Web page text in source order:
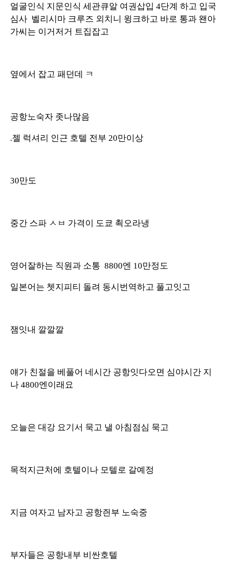
얼굴인식 지문인식 세관큐알 여권삽입 4단계 하고 입국
심사 벨리시마 크루즈 외치니 윙크하고 바로 통과 왠아
가씨는 이거저거 트집잡고
옆에서 잡고 패던데 ㅋ
공항노숙자 좃나많음
.젤 럭셔리 인근 호텔 전부 20만이상
30만도
중간 스파 ㅅㅂ 가격이 도쿄 쵝오라냉
영어잘하는 직원과 소통 8800엔 10만정도
일본어는 쳇지피티 돌려 동시번역하고 풀고잇고
잼잇내 깔깔깔
얘가 친절을 베풀어 네시간 공항잇다오면 심야시간 지
나 4800엔이래요
오늘은 대강 요기서 묵고 낼 아침점심 묵고
목적지근처에 호텔이나 모텔로 갈예정
지금 여자고 남자고 공항즨부 노숙중
부자들은 공항내부 비싼호텔